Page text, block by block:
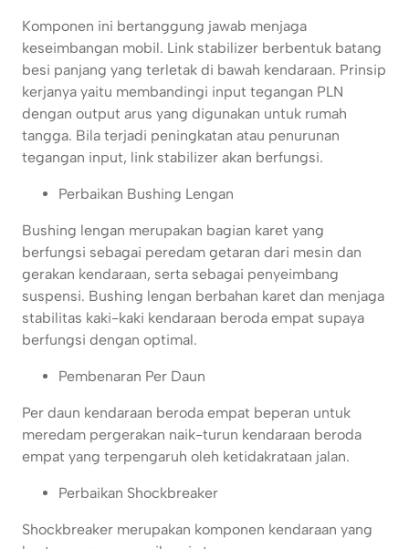
Komponen ini bertanggung jawab menjaga
keseimbangan mobil. Link stabilizer berbentuk batang
besi panjang yang terletak di bawah kendaraan. Prinsip
kerjanya yaitu membandingi input tegangan PLN
dengan output arus yang digunakan untuk rumah
tangga. Bila terjadi peningkatan atau penurunan
tegangan input, link stabilizer akan berfungsi.
Perbaikan Bushing Lengan
Bushing lengan merupakan bagian karet yang
berfungsi sebagai peredam getaran dari mesin dan
gerakan kendaraan, serta sebagai penyeimbang
suspensi. Bushing lengan berbahan karet dan menjaga
stabilitas kaki-kaki kendaraan beroda empat supaya
berfungsi dengan optimal.
Pembenaran Per Daun
Per daun kendaraan beroda empat beperan untuk
meredam pergerakan naik-turun kendaraan beroda
empat yang terpengaruh oleh ketidakrataan jalan.
Perbaikan Shockbreaker
Shockbreaker merupakan komponen kendaraan yang